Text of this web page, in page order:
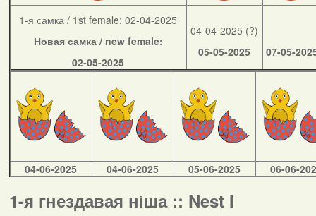
1-я самка / 1st female: 02-04-2025
Новая самка / new female:
02-05-2025
04-04-2025 (?)
05-05-2025
07-05-
04-06-2025 04-06-2025 05-06-2025 06-06-
1-я гнездавая ніша :: Nest I